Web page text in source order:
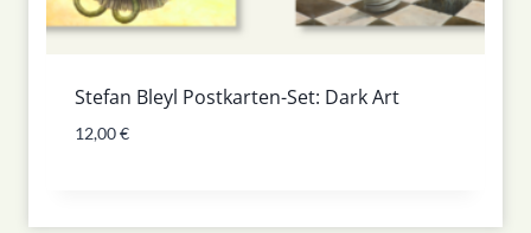
Stefan Bleyl Postkarten-Set: Dark Art
12,00€